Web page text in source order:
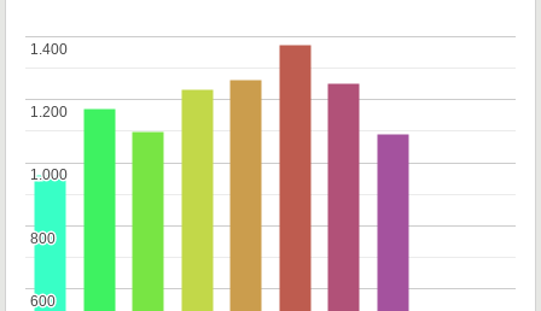
600
600
800
800
1.000
1.000
1.200
1.200
1.400
1.400